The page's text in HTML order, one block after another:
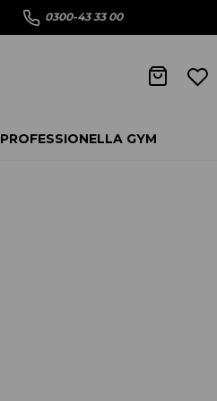
0300-43 33 00
PROFESSIONELLA GYM